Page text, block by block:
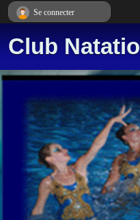
Club
Se connecter
Panneau de gestion des